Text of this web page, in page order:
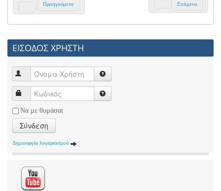
Προηγούμενο Επόμενο
ΕΙΣΟΔΟΣ ΧΡΗΣΤΗ
Να με θυμάσαι
Σύνδεση
Δημιουργία λογαριασμού